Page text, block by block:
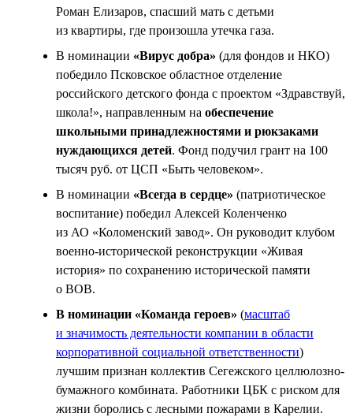
Роман Елизаров, спасший мать с детьми
из квартиры, где произошла утечка газа.
В номинации «Вирус добра» (для фондов и НКО)
победило Псковское областное отделение
российского детского фонда с проектом «Здравствуй,
школа!», направленным на обеспечение
школьными принадлежностями и рюкзаками
нуждающихся детей. Фонд подучил грант на 100
тысяч руб. от ЦСП «Быть человеком».
В номинации «Всегда в сердце» (патриотическое
воспитание) победил Алексей Коленченко
из АО «Коломенский завод». Он руководит клубом
военно-исторической реконструкции «Живая
история» по сохранению исторической памяти
о ВОВ.
В номинации «Команда героев» (масштаб
и значимость деятельности компании в области
корпоративной социальной ответственности)
лучшим признан коллектив Сегежского целлюлозно-
бумажного комбината. Работники ЦБК с риском для
жизни боролись с лесными пожарами в Карелии.